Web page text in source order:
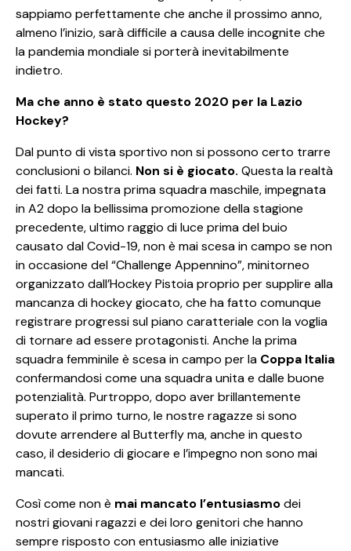
sappiamo perfettamente che anche il prossimo anno,
almeno l’inizio, sarà difficile a causa delle incognite che
la pandemia mondiale si porterà inevitabilmente
indietro.
Ma che anno è stato questo 2020 per la Lazio
Hockey?
Dal punto di vista sportivo non si possono certo trarre
conclusioni o bilanci. Non si è giocato. Questa la realtà
dei fatti. La nostra prima squadra maschile, impegnata
in A2 dopo la bellissima promozione della stagione
precedente, ultimo raggio di luce prima del buio
causato dal Covid-19, non è mai scesa in campo se non
in occasione del “Challenge Appennino”, minitorneo
organizzato dall’Hockey Pistoia proprio per supplire alla
mancanza di hockey giocato, che ha fatto comunque
registrare progressi sul piano caratteriale con la voglia
di tornare ad essere protagonisti. Anche la prima
squadra femminile è scesa in campo per la Coppa Italia
confermandosi come una squadra unita e dalle buone
potenzialità. Purtroppo, dopo aver brillantemente
superato il primo turno, le nostre ragazze si sono
dovute arrendere al Butterfly ma, anche in questo
caso, il desiderio di giocare e l’impegno non sono mai
mancati.
Così come non è mai mancato l’entusiasmodei
nostri giovani ragazzi e dei loro genitori che hanno
sempre risposto con entusiasmo alle iniziative